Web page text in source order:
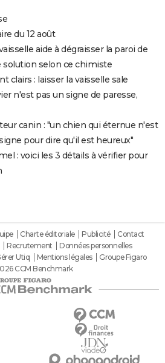
du 12 août
aide à dégraisser la paroi de
solution selon ce chimiste
clairs : laisser la vaisselle sale
n'est pas un signe de paresse,
canin : "un chien qui éternue n'est
pour dire qu'il est heureux"
: voici les 3 détails à vérifier pour
Charte éditoriale Publicité
Contact
Recrutement
Données personnelles
Utiq Mentions légales
Groupe Figaro
CCM Benchmark